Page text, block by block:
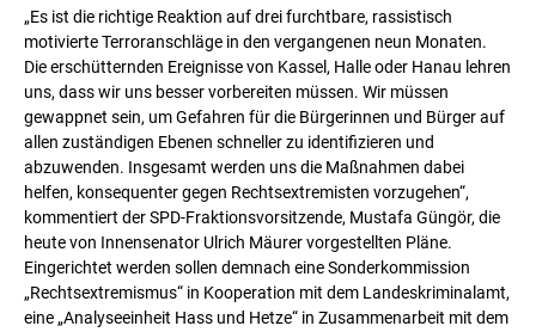
„Es ist die richtige Reaktion auf drei furchtbare, rassistisch
motivierte Terroranschläge in den vergangenen neun Monaten.
Die erschütternden Ereignisse von Kassel, Halle oder Hanau lehren
uns, dass wir uns besser vorbereiten müssen. Wir müssen
gewappnet sein, um Gefahren für die Bürgerinnen und Bürger auf
allen zuständigen Ebenen schneller zu identifizieren und
abzuwenden. Insgesamt werden uns die Maßnahmen dabei
helfen, konsequenter gegen Rechtsextremisten vorzugehen“,
kommentiert der SPD-Fraktionsvorsitzende, Mustafa Güngör, die
heute von Innensenator Ulrich Mäurer vorgestellten Pläne.
Eingerichtet werden sollen demnach eine Sonderkommission
„Rechtsextremismus“ in Kooperation mit dem Landeskriminalamt,
eine „Analyseeinheit Hass und Hetze“ in Zusammenarbeit mit dem